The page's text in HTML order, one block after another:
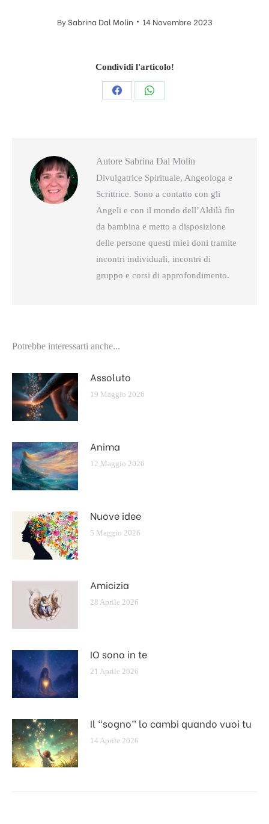
BySabrina Dal Molin 14 Novembre 2023
Condividi l'articolo!
CondividiCondividi
Autore Sabrina Dal Molin
Divulgatrice Spirituale, Angeologa e
Scrittrice. Sono a contatto con gli
Angeli e con il mondo dell’Aldilà fin
da bambina e metto a disposizione
delle persone questi miei doni tramite
incontri individuali, incontri di
gruppo e corsi di approfondimento.
Potrebbe interessarti anche...
Assoluto
19 Maggio 2026
Anima
12 Maggio 2026
Nuove idee
5 Maggio 2026
Amicizia
28 Aprile 2026
IO sono in te
21 Aprile 2026
Il “sogno” lo cambi quando vuoi tu
14 Aprile 2026